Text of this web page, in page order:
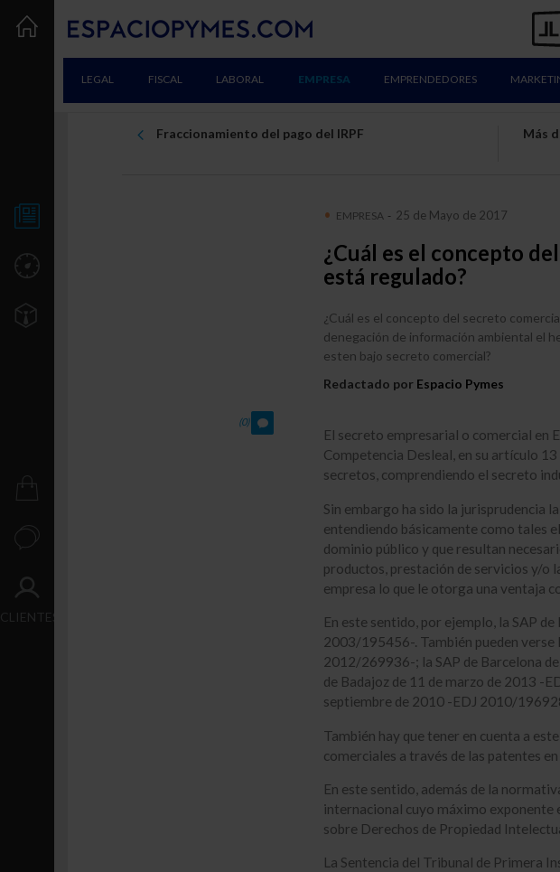
LEGAL FISCAL LABORAL EMPRESA EMPRENDEDORES
CLIENTES
Fraccionamiento del pago del IRPF
Más
EMPRESA- 25 de Mayo de 2017
¿Cuál es el concepto
está regulado?
¿Cuál es el concepto del secreto
denegación de información ambiental el
esten bajo secreto comercial?
Redactado por Espacio Pymes
(0)
El secreto empresarial o comercial en
Competencia Desleal, en su artículo
secretos, comprendiendo el secreto
Sin embargo ha sido la jurisprudencia
entendiendo básicamente como tales
dominio público y que resultan
productos, prestación de servicios y/o
empresa lo que le otorga una ventaja
En este sentido, por ejemplo, la SAP
2003/195456-. También pueden verse
2012/269936-; la SAP de Barcelona
de Badajoz de 11 de marzo de 2013 -
septiembre de 2010 -EDJ 2010/
También hay que tener en cuenta a
comerciales a través de las patentes
En este sentido, además de la
internacional cuyo máximo
sobre Derechos de Propiedad
La Sentencia del Tribunal de Primera